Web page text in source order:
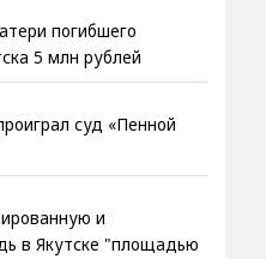
погибшего
5 млн рублей
суд «Пенной
и
в Якутске "площадью